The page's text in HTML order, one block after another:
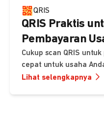
QRIS
QRIS Praktis
Pembayaran
Cukup scan QRIS
cepat untuk usaha
Lihat selengkapnya